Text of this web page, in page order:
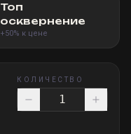
Топ
осквернение
+50% к цене
КОЛИЧЕСТВО